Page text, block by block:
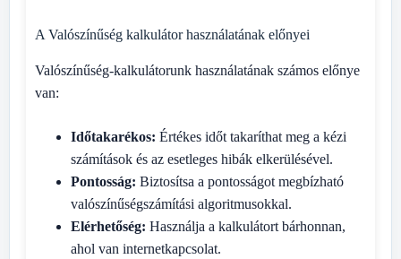
A Valószínűség kalkulátor használatának előnyei
Valószínűség-kalkulátorunk használatának számos előnye
van:
Időtakarékos: Értékes időt takaríthat meg a kézi
számítások és az esetleges hibák elkerülésével.
Pontosság: Biztosítsa a pontosságot megbízható
valószínűségszámítási algoritmusokkal.
Elérhetőség: Használja a kalkulátort bárhonnan,
ahol van internetkapcsolat.